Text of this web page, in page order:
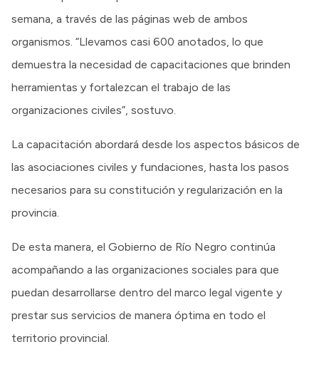
semana, a través de las páginas web de ambos
organismos. “Llevamos casi 600 anotados, lo que
demuestra la necesidad de capacitaciones que brinden
herramientas y fortalezcan el trabajo de las
organizaciones civiles”, sostuvo.
La capacitación abordará desde los aspectos básicos de
las asociaciones civiles y fundaciones, hasta los pasos
necesarios para su constitución y regularización en la
provincia.
De esta manera, el Gobierno de Río Negro continúa
acompañando a las organizaciones sociales para que
puedan desarrollarse dentro del marco legal vigente y
prestar sus servicios de manera óptima en todo el
territorio provincial.